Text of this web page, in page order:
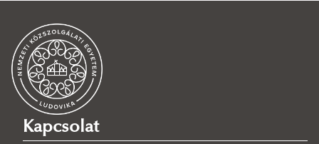
A vízgazdálkodás jövőjét írják
2026/08/06
Rendszeresség, mértékletesség, elfogadás – Gólyatábor 2026
2026/08/03
Az NKE energiatakarékossággal kapcsolatos átmeneti intézkedései
2026/08/03
A jó kormányzás érdeke, hogy mindenütt ugyanolyan szakmai
Kapcsolat